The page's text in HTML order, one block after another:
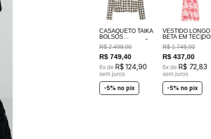
CASAQUETO TAIKA
BOLSOS
BORDADOS A MÃO
R$ 2.498,00
R$ 749,40
6x de R$ 124,90
sem juros
-5% no pix
VESTIDO LONGO
BETA EM TECIDO
100% ALGODÃO
ESTAMPADO
COSTAS EM
LASTEX
R$ 1.748,00
R$ 437,00
6x de R$ 72 ,83
sem juros
-5% no pix